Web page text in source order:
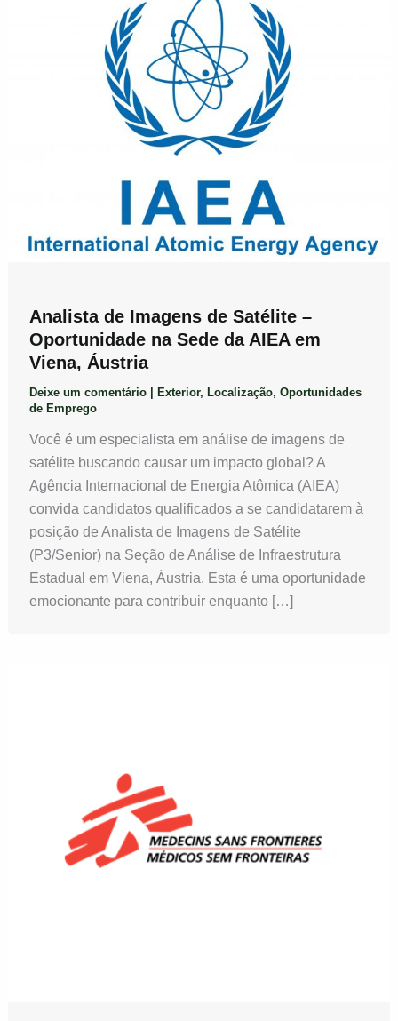
Analista de Imagens de Satélite –
Oportunidade na Sede da AIEA em
Viena, Áustria
Deixe um comentário Exterior, Localização, Oportunidades
de Emprego
Você é um especialista em análise de imagens de
satélite buscando causar um impacto global? A
Agência Internacional de Energia Atômica (AIEA)
convida candidatos qualificados a se candidatarem à
posição de Analista de Imagens de Satélite
(P3/Senior) na Seção de Análise de Infraestrutura
Estadual em Viena, Áustria. Esta é uma oportunidade
emocionante para contribuir enquanto […]